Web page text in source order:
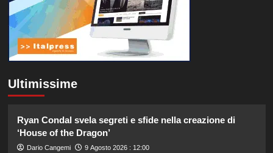
Ultimissime
Ryan Condal svela segreti e sfide nella creazione di
‘House of the Dragon’
Dario Cangemi 9 Agosto 2026 : 12:00